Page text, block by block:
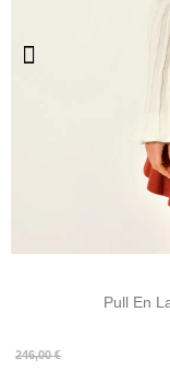
Pull En
246,00 €
Prix